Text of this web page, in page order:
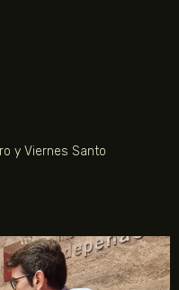
y Viernes Santo